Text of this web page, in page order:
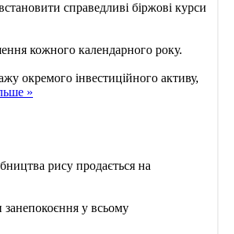
справедливі біржові курси
кожного календарного року.
окремого інвестиційного активу,
»
рису продається на
занепокоєння у всьому